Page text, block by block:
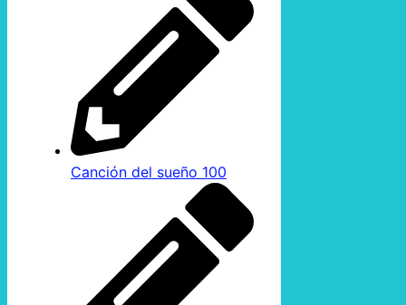
Canción del sueño 100